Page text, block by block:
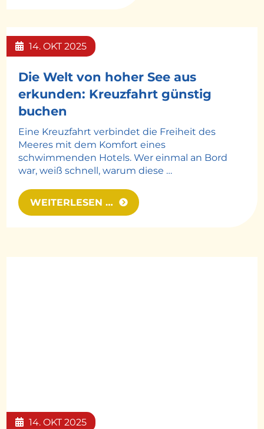
14. OKT 2025
Die Welt von hoher See aus
erkunden: Kreuzfahrt günstig
buchen
Eine Kreuzfahrt verbindet die Freiheit des
Meeres mit dem Komfort eines
schwimmenden Hotels. Wer einmal an Bord
war, weiß schnell, warum diese …
WEITERLESEN …
14. OKT 2025